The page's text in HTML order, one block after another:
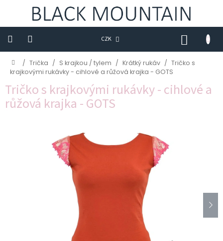
CZK
KOŠÍK
Novinky
Sukně
Domů
/ Trička / S krajkou / tylem / Krátký rukáv / Tričko s
krajkovými rukávky - cihlové a růžová krajka - GOTS
Tričko s krajkovými rukávky - cihlové a
růžová krajka - GOTS